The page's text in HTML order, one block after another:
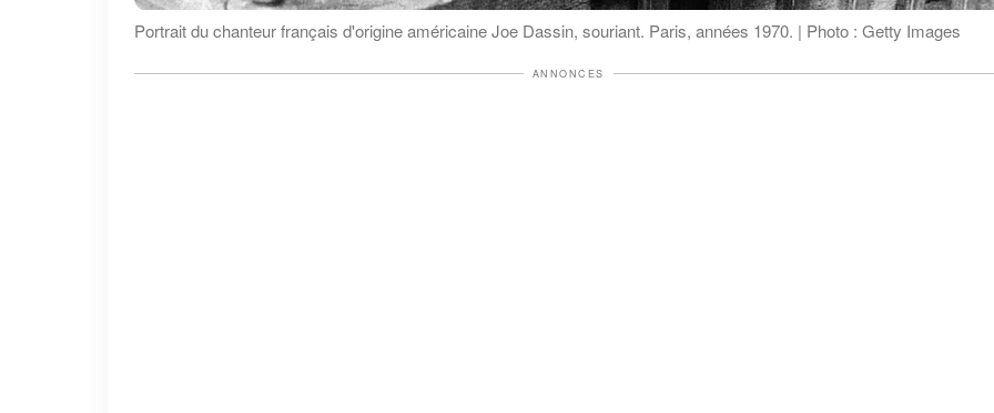
Portrait du chanteur français d'origine américaine Joe Dassin, souriant. Paris, années 1970. | Photo : Getty Images
ANNONCES